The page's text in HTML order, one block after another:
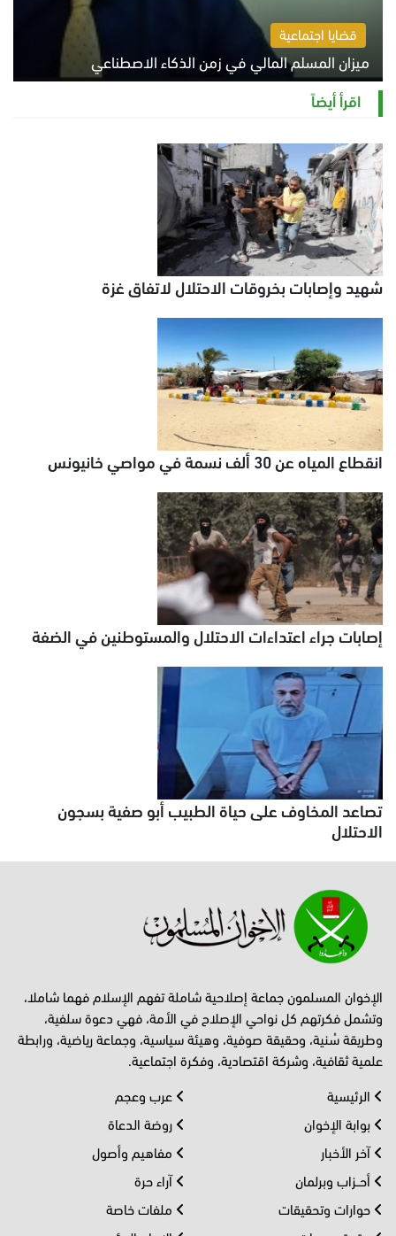
قضايا اجتماعية
ميزان المسلم المالي في زمن الذكاء الاصطناعي
السبت 8 أغسطس 2026 11:21 ص
اقرأ أيضاً
شهيد وإصابات بخروقات الاحتلال لاتفاق غزة
انقطاع المياه عن 30 ألف نسمة في مواصي خانيونس
إصابات جراء اعتداءات الاحتلال والمستوطنين في الضفة
تصاعد المخاوف على حياة الطبيب أبو صفية بسجون
الاحتلال
الإخوان المسلمون جماعة إصلاحية شاملة تفهم الإسلام فهما شاملا،
وتشمل فكرتهم كل نواحي الإصلاح في الأمة، فهي دعوة سلفية،
وطريقة سُنية، وحقيقة صوفية، وهيئة سياسية، وجماعة رياضية، ورابطة
علمية ثقافية، وشركة اقتصادية، وفكرة اجتماعية.
الرئيسية
بوابة الإخوان
آخر الأخبار
أحــزاب وبرلمان
حوارات وتحقيقات
عرب وعجم
روضة الدعاة
مفاهيم وأصول
آراء حرة
ملفات خاصة